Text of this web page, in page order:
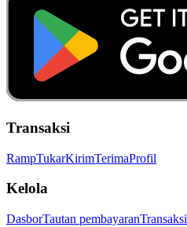
Transaksi
RampTukarKirimTerimaProfil
Kelola
DasborTautan pembayaranTransaksi